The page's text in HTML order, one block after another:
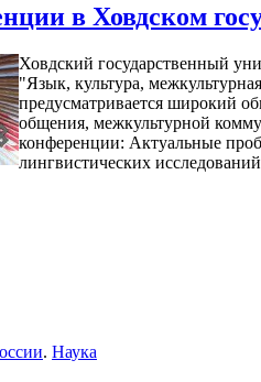
в Ховдском
Ховдский государственный
"Язык, культура,
предусматривается широкий
общения, межкультурной
конференции: Актуальные
лингвистических
. Наука